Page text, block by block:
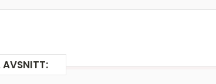
AVSNITT: